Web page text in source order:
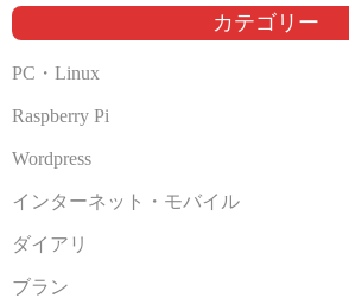
ブ
カテゴリー
PC・Linux
Raspberry Pi
Wordpress
インターネット・モバイル
ダイアリ
ブラン